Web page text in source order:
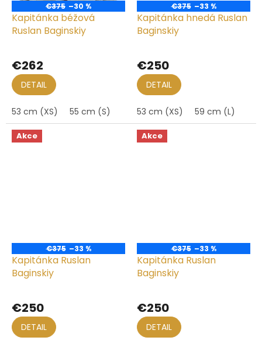
€375 –30 %
Kapitánka béžová
Ruslan Baginskiy
€262
DETAIL
53 cm (XS) 55 cm (S)
€375 –33 %
Kapitánka hnedá Ruslan
Baginskiy
€250
DETAIL
53 cm (XS) 59 cm (L)
Akce
€375 –33 %
Kapitánka Ruslan
Baginskiy
€250
DETAIL
Akce
€375 –33 %
Kapitánka Ruslan
Baginskiy
€250
DETAIL